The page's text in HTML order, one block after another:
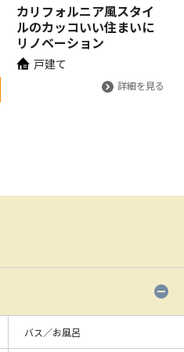
カリフォルニア風スタイ
ルのカッコいい住まいに
リノベーション
戸建て
詳細を見る
バス／お風呂